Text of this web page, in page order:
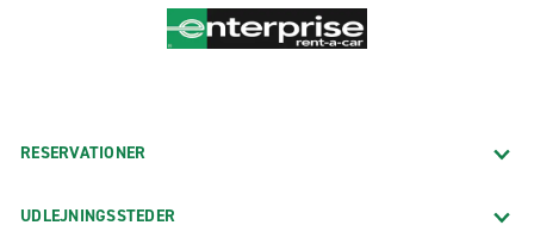
RESERVATIONER
UDLEJNINGSSTEDER